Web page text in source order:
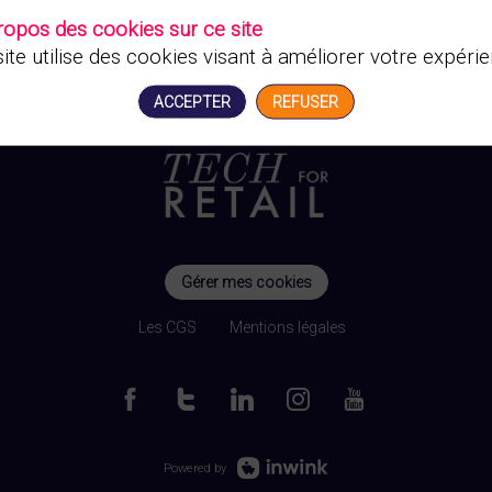
Gérer mes cookies
Les CGS Mentions légales
Powered by
des cookies sur ce site
utilise des cookies visant à améliorer votre
ACCEPTER REFUSER